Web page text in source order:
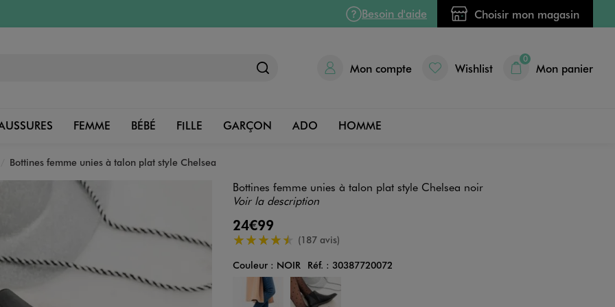
Besoin d'aide Choisir mon magasin
Mon compte Wishlist
0
Mon panier
FEMME BÉBÉ FILLE GARÇON ADO HOMME
Bottines femme unies à talon plat style Chelsea
Bottines femme unies à talon plat style Chelsea noir
Voir la description
24€99
4.5/5 de moyenne
(187 avis)
Couleur
Couleur : NOIR Réf. : 30387720072
Choisissez votre Couleur